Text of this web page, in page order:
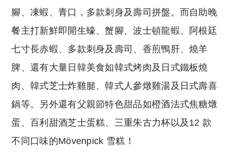
腳、凍蝦、青口，多款刺身及壽司拼盤。而自助晚
餐​主打新鮮即開生蠔、蟹腳、波士頓龍蝦、阿根廷
七寸長赤蝦、多款刺身及壽司、香煎鴨肝、燒羊
脾、還有大量日韓美食如韓式烤肉及日式鐵板燒
肉、韓式芝士炸雞膇、韓式人參燉雞湯及日式壽喜
鍋等。另外還有父親節特色甜品如橙酒法式焦糖燉
蛋、百利甜酒芝士蛋糕、三重朱古力杯以及12 款
不同口味的Mövenpick 雪糕！